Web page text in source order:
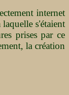
internet
s'étaient
prises par ce
la création